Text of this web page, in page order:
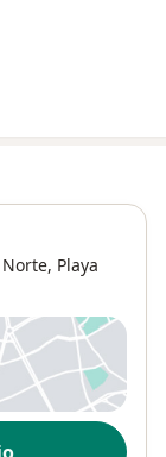
Playa
nueva